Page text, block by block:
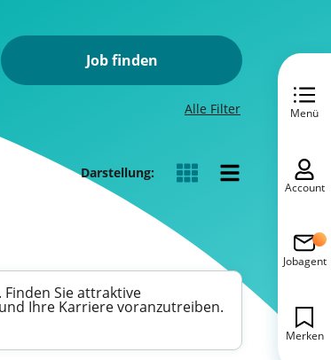
Job finden
Alle Filter
Darstellung:
Sie attraktive
Ihre Karriere voranzutreiben.
Menü
Account
Jobagent
Merken